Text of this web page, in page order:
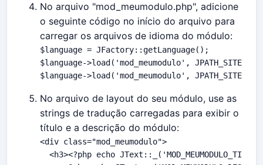
No arquivo "mod_meumodulo.php", adicione
o seguinte código no início do arquivo para
carregar os arquivos de idioma do módulo:
$language = JFactory::getLanguage();
$language->load('mod_meumodulo', JPATH_SITE,
$language->load('mod_meumodulo',
No arquivo de layout do seu módulo, use as
strings de tradução carregadas para exibir o
título e a descrição do módulo:
<div class="mod_meumodulo">
<h3><?php echo